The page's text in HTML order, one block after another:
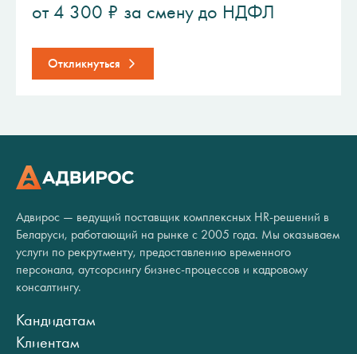
от 4 300 ₽ за смену до НДФЛ
Откликнуться
Адвирос — ведущий поставщик комплексных HR-решений в
Беларуси, работающий на рынке с 2005 года. Мы оказываем
услуги по рекрутменту, предоставлению временного
персонала, аутсорсингу бизнес-процессов и кадровому
консалтингу.
Кандидатам
Клиентам